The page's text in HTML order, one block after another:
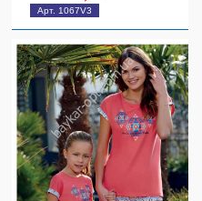
Арт. 1067V3